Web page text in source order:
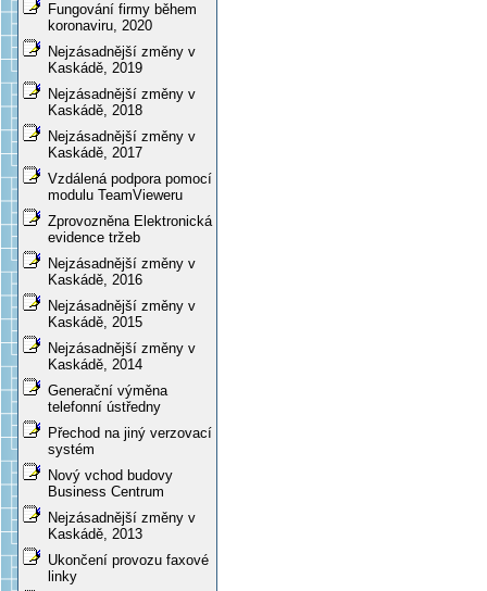
Fungování firmy během
koronaviru, 2020
Nejzásadnější změny v
Kaskádě, 2019
Nejzásadnější změny v
Kaskádě, 2018
Nejzásadnější změny v
Kaskádě, 2017
Vzdálená podpora pomocí
modulu TeamVieweru
Zprovozněna Elektronická
evidence tržeb
Nejzásadnější změny v
Kaskádě, 2016
Nejzásadnější změny v
Kaskádě, 2015
Nejzásadnější změny v
Kaskádě, 2014
Generační výměna
telefonní ústředny
Přechod na jiný verzovací
systém
Nový vchod budovy
Business Centrum
Nejzásadnější změny v
Kaskádě, 2013
Ukončení provozu faxové
linky